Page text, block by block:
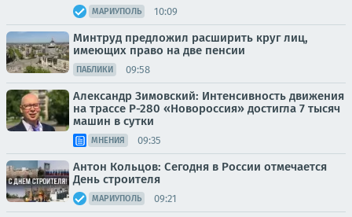
МАРИУПОЛЬ 10:09
Минтруд предложил расширить круг лиц,
имеющих право на две пенсии
ПАБЛИКИ 09:58
Александр Зимовский: Интенсивность движения
на трассе Р-280 «Новороссия» достигла 7 тысяч
машин в сутки
МНЕНИЯ 09:35
Антон Кольцов: Сегодня в России отмечается
День строителя
МАРИУПОЛЬ 09:21